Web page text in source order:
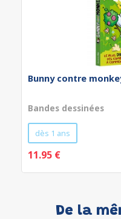
Bunny contre
Bandes dessinées
dès 1 ans
11.95 €
De la